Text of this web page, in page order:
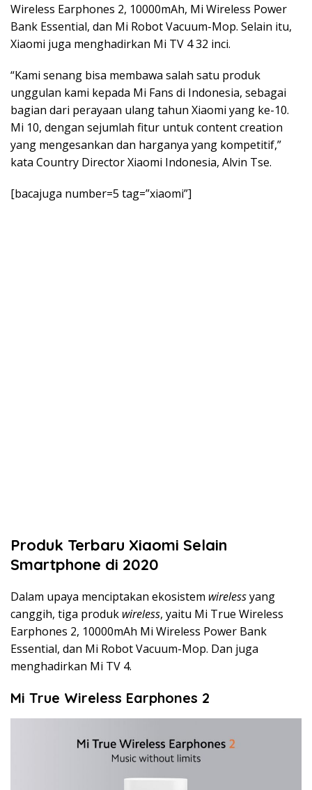
Wireless Earphones 2, 10000mAh, Mi Wireless Power
Bank Essential, dan Mi Robot Vacuum-Mop. Selain itu,
Xiaomi juga menghadirkan Mi TV 4 32 inci.
“Kami senang bisa membawa salah satu produk
unggulan kami kepada Mi Fans di Indonesia, sebagai
bagian dari perayaan ulang tahun Xiaomi yang ke-10.
Mi 10, dengan sejumlah fitur untuk content creation
yang mengesankan dan harganya yang kompetitif,”
kata Country Director Xiaomi Indonesia, Alvin Tse.
[bacajuga number=5 tag=”xiaomi”]
Produk Terbaru Xiaomi Selain
Smartphone di 2020
Dalam upaya menciptakan ekosistem wirelessyang
canggih, tiga produk wireless, yaitu Mi True Wireless
Earphones 2, 10000mAh Mi Wireless Power Bank
Essential, dan Mi Robot Vacuum-Mop. Dan juga
menghadirkan Mi TV 4.
Mi True Wireless Earphones 2